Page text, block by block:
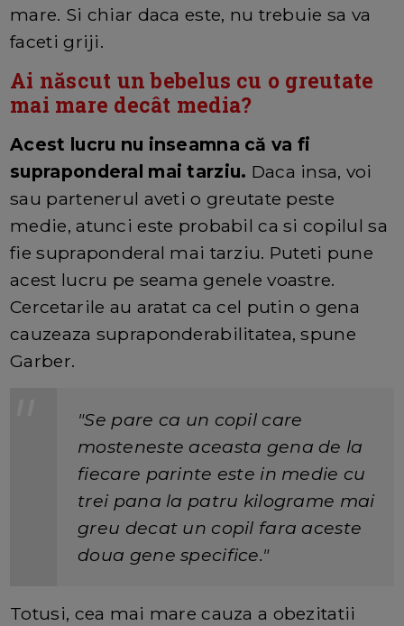
mare. Si chiar daca este, nu trebuie sa va
faceti griji.
Ai născut un bebelus cu o greutate
mai mare decât media?
Acest lucru nu inseamna că va fi
supraponderal mai tarziu. Daca insa, voi
sau partenerul aveti o greutate peste
medie, atunci este probabil ca si copilul sa
fie supraponderal mai tarziu. Puteti pune
acest lucru pe seama genele voastre.
Cercetarile au aratat ca cel putin o gena
cauzeaza supraponderabilitatea, spune
Garber.
"Se pare ca un copil care
mosteneste aceasta gena de la
fiecare parinte este in medie cu
trei pana la patru kilograme mai
greu decat un copil fara aceste
doua gene specifice."
Totusi, cea mai mare cauza a obezitatii